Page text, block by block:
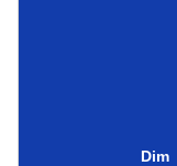
Dim